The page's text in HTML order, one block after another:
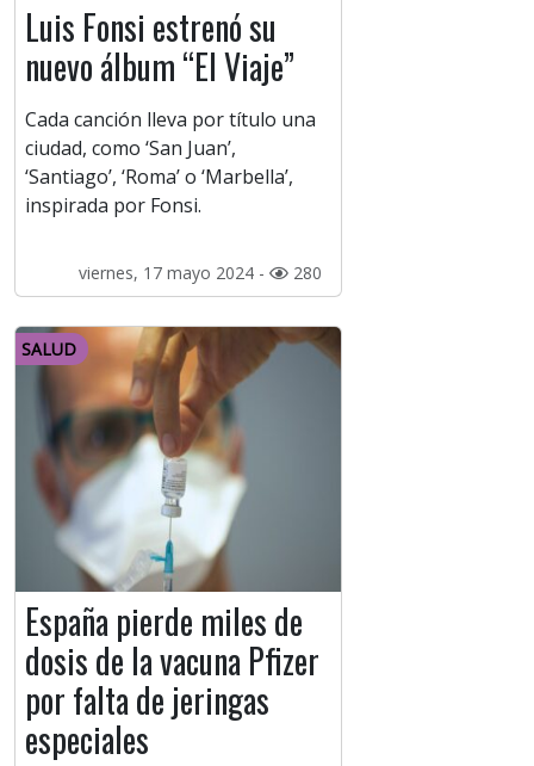
Luis Fonsi estrenó su
nuevo álbum “El Viaje”
Cada canción lleva por título una
ciudad, como ‘San Juan’,
‘Santiago’, ‘Roma’ o ‘Marbella’,
inspirada por Fonsi.
viernes, 17 mayo 2024 - 280
SALUD
España pierde miles de
dosis de la vacuna Pfizer
por falta de jeringas
especiales